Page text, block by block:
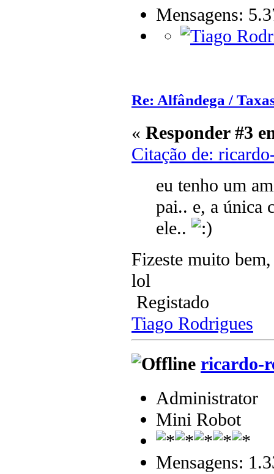
Mensagens:
Re: Alfândega /
« Responder #3
Citação de:
eu tenho um
pai.. e, a única
ele..
Fizeste muito
lol
Registado
Tiago Rodrigues
ricardo-
Administrator
Mini Robot
Mensagens: